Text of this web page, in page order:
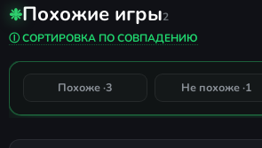
СПЛИТ СКРИН
СМЕШНАЯ
РУССКИЙ ЯЗЫК
ПОДДЕРЖКА ГЕЙМПАДА
❉Похожие игры2
Ⓘ СОРТИРОВКА ПО СОВПАДЕНИЮ
75%
Bopl Battle
Похоже ·3 Не похоже ·1